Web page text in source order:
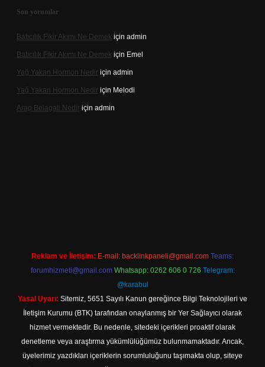
Son yorumlar
Batıcılık Fikir Akımı Ne Demek için admin
Batıcılık Fikir Akımı Ne Demek için Emel
Yağ Yakan Hormon Nedir için admin
Yağ Yakan Hormon Nedir için Melodi
Arap Belagati Nedir için admin
Reklam ve İletişim: E-mail: backlinkpaneli@gmail.com Teams:
forumhizmeti@gmail.com Whatsapp: 0262 606 0 726 Telegram:
@karabul
Yasal Uyarı: Sitemiz, 5651 Sayılı Kanun gereğince Bilgi Teknolojileri ve
İletişim Kurumu (BTK) tarafından onaylanmış bir Yer Sağlayıcı olarak
hizmet vermektedir. Bu nedenle, sitedeki içerikleri proaktif olarak
denetleme veya araştırma yükümlülüğümüz bulunmamaktadır. Ancak,
üyelerimiz yazdıkları içeriklerin sorumluluğunu taşımakta olup, siteye